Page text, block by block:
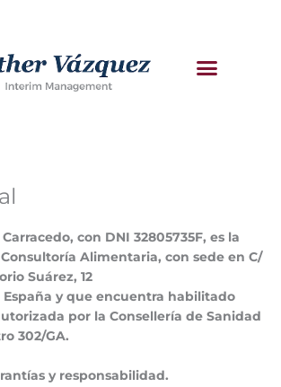
con DNI 32805735F, es la
Consultoría Alimentaria, con sede en C/
Suárez, 12
España y que encuentra habilitado
por la Consellería de Sanidad
302/GA.
y responsabilidad.